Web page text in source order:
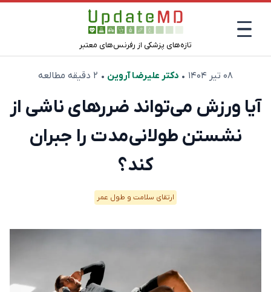
تازه‌های پزشکی از رفرنس‌های معتبر
۰۸ تیر ۱۴۰۴ • دکتر علیرضا آروین • ۲ دقیقه مطالعه
آیا ورزش می‌تواند ضررهای ناشی از
نشستن طولانی‌مدت را جبران
‌کند؟
ارتقای سلامت و طول عمر